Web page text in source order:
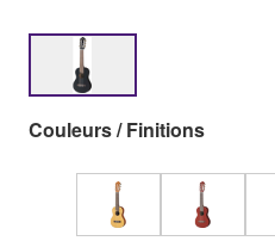
Couleurs / Finitions